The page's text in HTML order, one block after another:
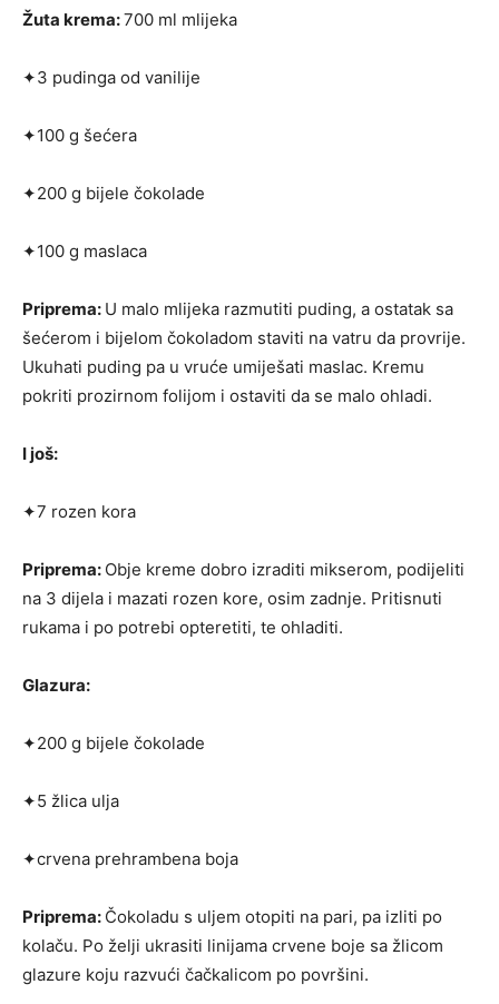
Žuta krema:700 ml mlijeka
✦3 pudinga od vanilije
✦100 g šećera
✦200 g bijele čokolade
✦100 g maslaca
Priprema: U malo mlijeka razmutiti puding, a osta­tak sa
šećerom i bijelom čokoladom staviti na vatru da provrije.
Ukuhati puding pa u vruće umiješati maslac. Kremu
pokriti prozirnom folijom i ostaviti da se malo ohladi.
I još:
✦7 rozen kora
Priprema: Obje kreme dobro izraditi mikserom, po­dijeliti
na 3 dijela i mazati rozen kore, osim zadnje. Pritisnuti
rukama i po potrebi opteretiti, te ohladiti.
Glazura:
✦200 g bijele čokolade
✦5 žlica ulja
✦crvena prehrambena boja
Priprema: Čokoladu s uljem otopiti na pari, pa izliti po
kolaču. Po želji ukrasiti linijama crvene boje sa žlicom
glazure koju razvući čačkalicom po površini.